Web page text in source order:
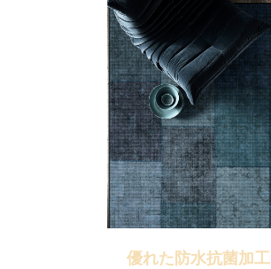
優れた防水抗菌加工